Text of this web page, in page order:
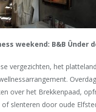
weekend: B&B Ûnder
vergezichten, het
over het Brekkenpaad,
slenteren door oude